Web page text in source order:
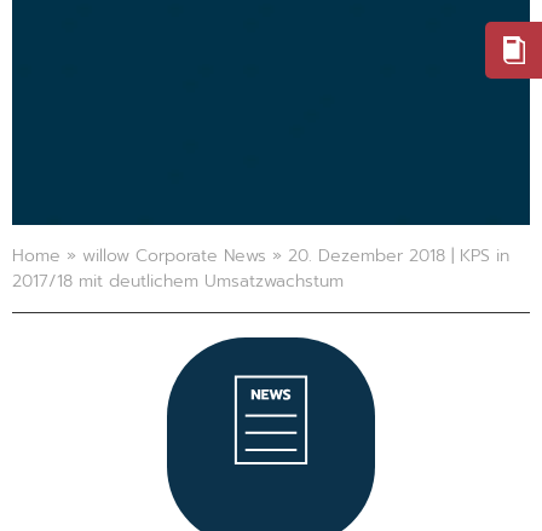
Home » willow Corporate News » 20. Dezember 2018 | KPS in
2017/18 mit deutlichem Umsatzwachstum